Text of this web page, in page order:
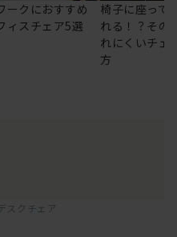
ークにおすすめ
ィスチェア5選
椅子に座って
れる！？その
れにくいチェ
方
スクチェア